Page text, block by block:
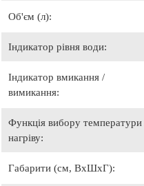
Об'єм (л):
Індикатор рівня води:
Індикатор вмикання /
вимикання:
Функція вибору температури
нагріву:
Габарити (см, ВхШхГ):